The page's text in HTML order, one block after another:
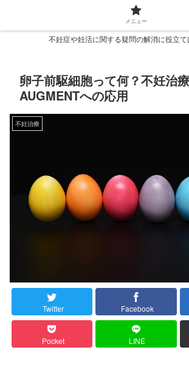
不妊症や妊活に関する疑問の解消に役立
卵子前駆細胞って何？不妊治
AUGMENTへの応用
不妊治療
Twitter Facebook
Pocket LINE
メニュー